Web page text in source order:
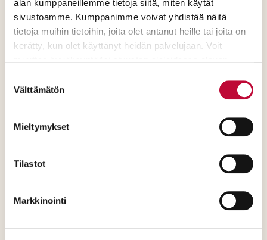
alan kumppaneillemme tietoja siitä, miten käytät
sivustoamme. Kumppanimme voivat yhdistää näitä
tietoja muihin tietoihin, joita olet antanut heille tai joita on
kerätty, kun olet käyttänyt heidän palvelujaan. Voit
valinta
Välttämätön
Mieltymykset
Tilastot
Markkinointi
Matalan kynnyksen digitaalisia
mielenterveyspalveluita
lisättävä.
tunnistamista muun hoidon
yhteydessä on parannettava.
etävastaanotot ja liikkuvat
jokaisella hyvinvointialueella.
Sähköinen ajanvaraus otettava